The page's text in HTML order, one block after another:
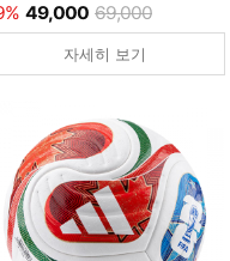
49,000 69,000
자세히 보기